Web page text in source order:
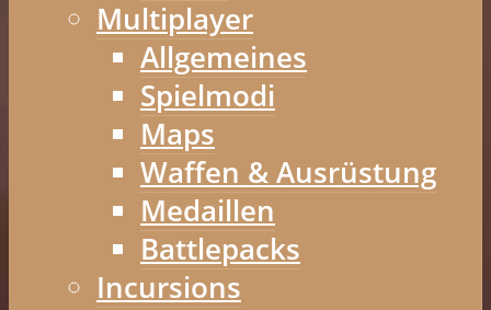
Multiplayer
Allgemeines
Spielmodi
Maps
Waffen & Ausrüstung
Medaillen
Battlepacks
Incursions